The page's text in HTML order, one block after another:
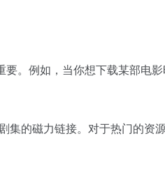
。例如，当你想下载某部电
集的磁力链接。对于热门的资